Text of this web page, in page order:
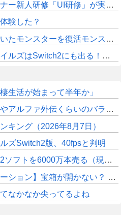
「UI研修」が実装まで進みました！
験した？
ーを復活モンスターと呼ぶのはやめよう
！」👈こいつにかけたい言葉ｗｗｗｗｗｗｗｗｗ
生活が始まって半年か」
→ インパクトも最終的にはコアブースターで雑魚は一撃で倒せてたけどね
キング（2026年8月7日）
ズSwitch2版、40fpsと判明
万本売る（現在946万本達成）」
開かない？ パスワードやマップ仕様に不満
なかなか尖ってるよね